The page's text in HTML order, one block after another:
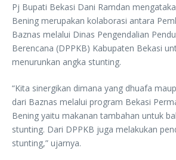
Pj Bupati Bekasi Dani Ramdan
Bening merupakan kolaborasi antara
Baznas melalui Dinas Pengendalian
Berencana (DPPKB) Kabupaten Bekasi
menurunkan angka stunting.
“Kita sinergikan dimana yang dhuafa
dari Baznas melalui program Bekasi
Bening yaitu makanan tambahan untuk
stunting. Dari DPPKB juga melakukan
stunting,” ujarnya.